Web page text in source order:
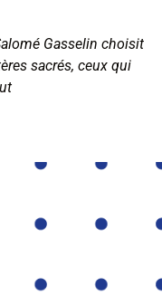
Gasselin choisit
sacrés, ceux qui